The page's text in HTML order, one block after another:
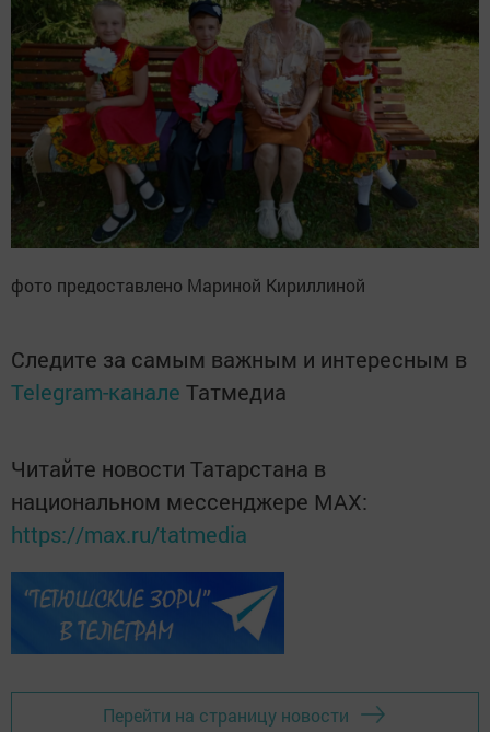
фото предоставлено Мариной Кириллиной
Следите за самым важным и интересным в
Telegram-канале Татмедиа
Читайте новости Татарстана в
национальном мессенджере MАХ:
https://max.ru/tatmedia
Перейти на страницу новости